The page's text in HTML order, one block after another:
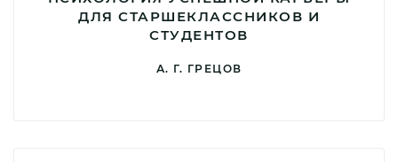
ДЛЯ СТАРШЕКЛАССНИКОВ И
СТУДЕНТОВ
А. Г. ГРЕЦОВ